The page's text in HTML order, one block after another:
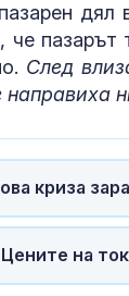
дял
че
След
направиха
криза
на